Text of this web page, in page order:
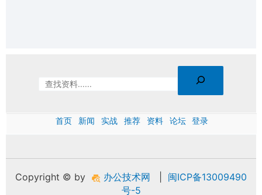
首页 新闻 实战 推荐 资料 论坛 登录
Copyright © by 办公技术网
闽ICP备13009490
号-5